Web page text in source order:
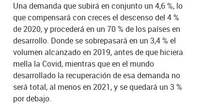
Una demanda que subirá en conjunto un 4,6 %, lo
que compensará con creces el descenso del 4 %
de 2020, y procederá en un 70 % de los países en
desarrollo. Donde se sobrepasará en un 3,4 % el
volumen alcanzado en 2019, antes de que hiciera
mella la Covid, mientras que en el mundo
desarrollado la recuperación de esa demanda no
será total, al menos en 2021, y se quedará un 3 %
por debajo.